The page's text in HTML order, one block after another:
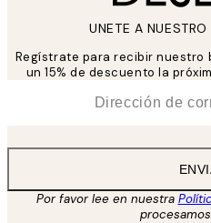
UNETE A
Regístrate para recibir nuestro
un 15% de descuento la
Por favor lee en nuestra